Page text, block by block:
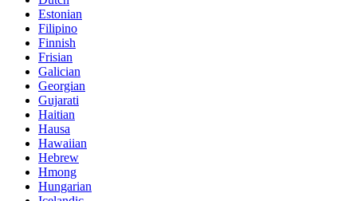
Estonian
Filipino
Finnish
Frisian
Galician
Georgian
Gujarati
Haitian
Hausa
Hawaiian
Hebrew
Hmong
Hungarian